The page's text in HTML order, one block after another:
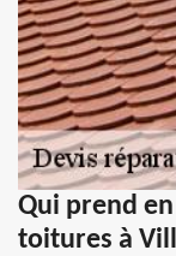
Qui prend
toitures à